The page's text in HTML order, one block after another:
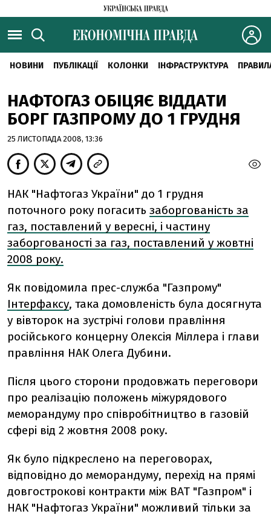
НОВИНИ ПУБЛІКАЦІЇ КОЛОНКИ ІНФРАСТРУКТУРА
НАФТОГАЗ ОБІЦЯЄ ВІДДАТИ
БОРГ ГАЗПРОМУ ДО 1 ГРУДНЯ
25 ЛИСТОПАДА 2008, 13:36
НАК "Нафтогаз України" до 1 грудня
поточного року погасить заборгованість за
газ, поставлений у вересні, і частину
заборгованості за газ, поставлений у жовтні
2008 року.
Як повідомила прес-служба "Газпрому"
Інтерфаксу, така домовленість була досягнута
у вівторок на зустрічі голови правління
російського концерну Олексія Міллера і глави
правління НАК Олега Дубини.
Після цього сторони продовжать переговори
про реалізацію положень міжурядового
меморандуму про співробітництво в газовій
сфері від 2 жовтня 2008 року.
Як було підкреслено на переговорах,
відповідно до меморандуму, перехід на прямі
довгострокові контракти між ВАТ "Газпром" і
НАК "Нафтогаз України" можливий тільки за